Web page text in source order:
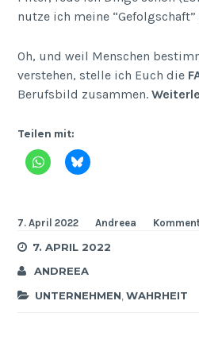
nutze ich meine “Gefolgschaft”
Oh, und weil Menschen
verstehen, stelle ich Euch die
Berufsbild zusammen.
Teilen mit:
7. April 2022 Andreea
7. APRIL 2022
ANDREEA
UNTERNEHMEN ,WAHRHEIT